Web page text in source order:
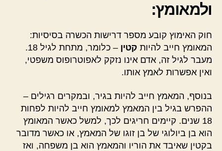
ולמאומץ:
חוק האימוץ קובע מספר דרישות הכשרה בסיסיות:
המאומץ חייב להיות קטין
– כלומר, מתחת לגיל 18.
מעבר לגיל זה, אדם אינו נזקק לאפוטרופוס משפטי,
ואין אפשרות לאמץ אותו.
בנוסף, המאמץ חייב להיות בגיר, ובמקרים רגילים –
ההפרש בגיל בין המאמץ למאומץ חייב להיות לפחות
18 שנים. קיימים חריגים לכך, למשל כאשר המאומץ
הוא בן ביולוגי של בן זוגו של המאמץ, או כאשר מדובר
בקטין שאיבד את הוריו והמאמץ הוא בן משפחה, ואז